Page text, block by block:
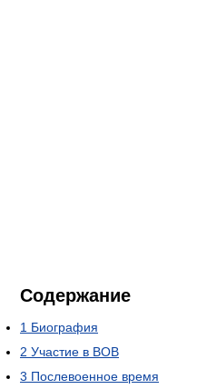
Содержание
1 Биография
2 Участие в ВОВ
3 Послевоенное время